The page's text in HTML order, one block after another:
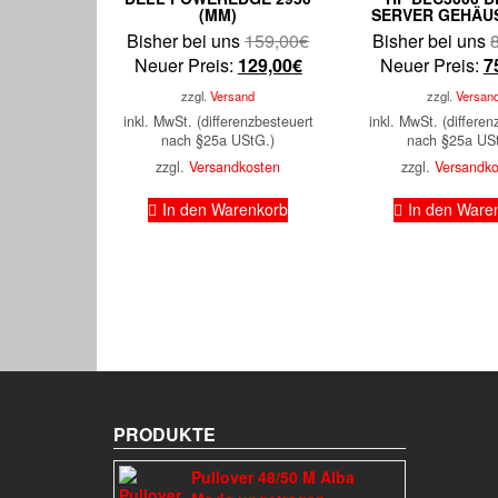
(MM)
Bisher bei uns159,00€Ursprünglicher
159,00€
Neuer Preis: 129,00€Aktueller
ist:
zzgl.Versand
inkl. MwSt. (differenzbesteuert
nach §25a UStG.)
zzgl.Versandkosten
In den Warenkorb
SERVER
Bisher bei uns
Neuer Preis:
zzgl.
inkl. MwSt.
nach §25a
zzgl.
In den
PRODUKTE
Pullover 48/50 M Alba